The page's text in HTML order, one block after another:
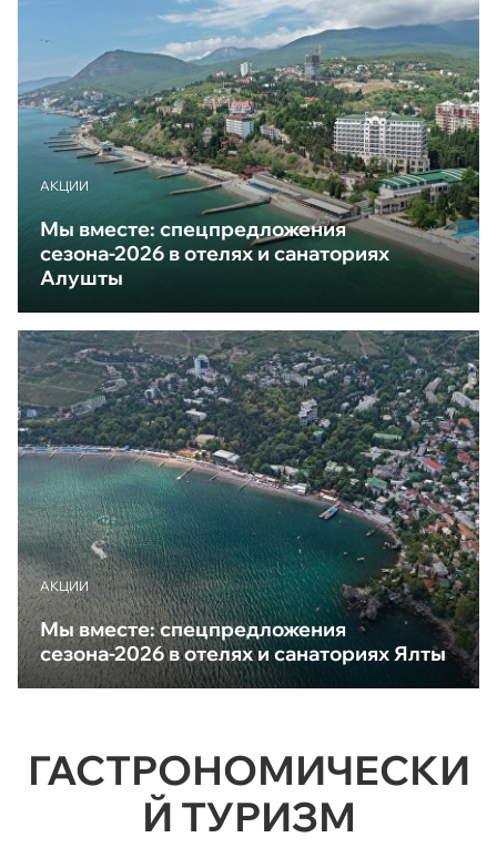
АКЦИИ
Мы вместе: спецпредложения
сезона-2026 в отелях и санаториях
Алушты
АКЦИИ
Мы вместе: спецпредложения
сезона-2026 в отелях и санаториях Ялты
ГАСТРОНОМИЧЕСКИ
Й ТУРИЗМ